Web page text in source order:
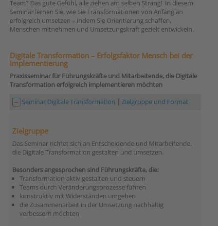
Team? Das gute Gefühl, alle ziehen am selben Strang! In diesem
Seminar lernen Sie, wie Sie Transformationen von Anfang an
erfolgreich umsetzen – indem Sie Orientierung schaffen,
Menschen mitnehmen und Umsetzungskraft gezielt entwickeln.
Digitale Transformation – Erfolgsfaktor Mensch bei der
Implementierung
Praxisseminar für Führungskräfte und Mitarbeitende, die Digitale
Transformation erfolgreich implementieren möchten
Seminar Digitale Transformation | Zielgruppe und Format
Zielgruppe
Das Seminar richtet sich an Entscheidende und Mitarbeitende,
die Digitale Transformation gestalten und umsetzen.
Besonders angesprochen sind Führungskräfte, die:
Transformation aktiv gestalten und steuern
Teams durch Veränderungsprozesse führen
konstruktiv mit Widerständen umgehen
die Zusammenarbeit in der Umsetzung nachhaltig
verbessern möchten